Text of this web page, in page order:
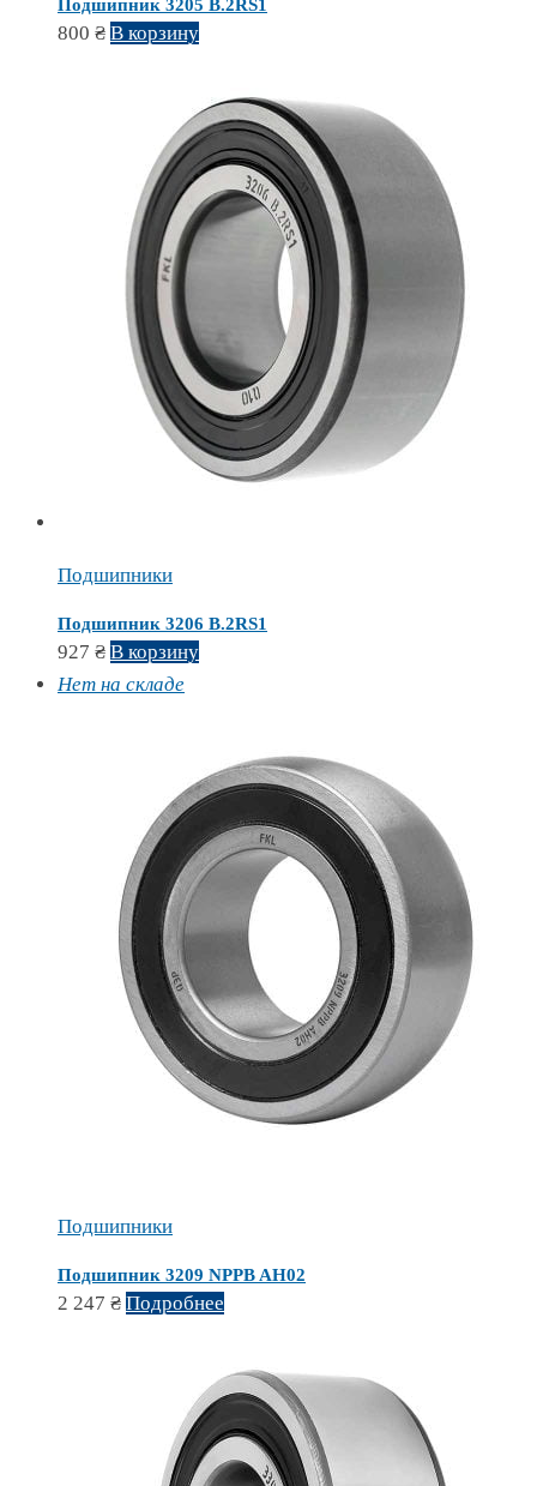
Подшипник 3205 B.2RS1
800 ₴ В корзину
Подшипники
Подшипник 3206 B.2RS1
927 ₴ В корзину
Нет на складе
Подшипники
Подшипник 3209 NPPB AH02
2 247 ₴ Подробнее